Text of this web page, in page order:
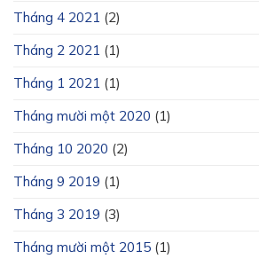
Tháng 4 2021 (2)
Tháng 2 2021 (1)
Tháng 1 2021 (1)
Tháng mười một 2020 (1)
Tháng 10 2020 (2)
Tháng 9 2019 (1)
Tháng 3 2019 (3)
Tháng mười một 2015 (1)